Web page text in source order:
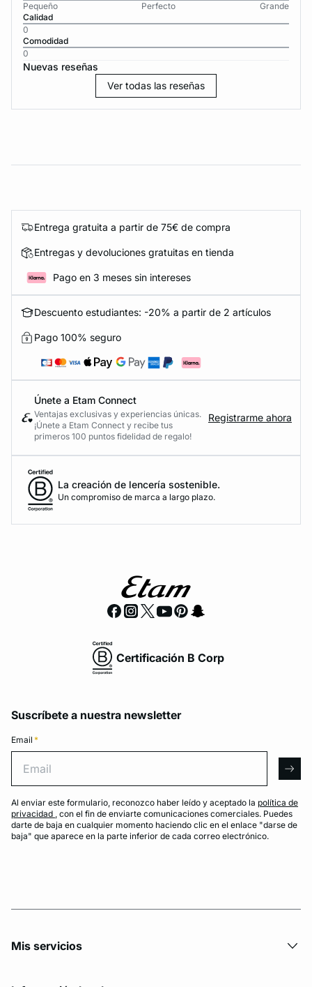
Pequeño
Perfecto
Grande
Calidad
0
Comodidad
0
Nuevas reseñas
Ver todas las reseñas
Entrega gratuita a partir de 75€ de compra
Entregas y devoluciones gratuitas en tienda
Pago en 3 meses sin intereses
Descuento estudiantes: -20% a partir de 2 artículos
Pago 100% seguro
Únete a Etam Connect
Ventajas exclusivas y experiencias únicas.
¡Únete a Etam Connect y recibe tus
primeros 100 puntos fidelidad de regalo!
Registrarme ahora
La creación de lencería sostenible.
Un compromiso de marca a largo plazo.
Certificación B Corp
Suscríbete a nuestra newsletter
Email *
Al enviar este formulario, reconozco haber leído y aceptado la política de
privacidad , con el fin de enviarte comunicaciones comerciales. Puedes
darte de baja en cualquier momento haciendo clic en el enlace "darse de
baja" que aparece en la parte inferior de cada correo electrónico.
Mis servicios